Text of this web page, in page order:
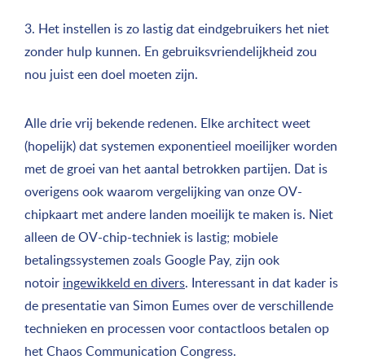
3. Het instellen is zo lastig dat eindgebruikers het niet
zonder hulp kunnen. En gebruiksvriendelijkheid zou
nou juist een doel moeten zijn.
Alle drie vrij bekende redenen. Elke architect weet
(hopelijk) dat systemen exponentieel moeilijker worden
met de groei van het aantal betrokken partijen. Dat is
overigens ook waarom vergelijking van onze OV-
chipkaart met andere landen moeilijk te maken is. Niet
alleen de OV-chip-techniek is lastig; mobiele
betalingssystemen zoals Google Pay, zijn ook
notoir ingewikkeld en divers. Interessant in dat kader is
de presentatie van Simon Eumes over de verschillende
technieken en processen voor contactloos betalen op
het Chaos Communication Congress.